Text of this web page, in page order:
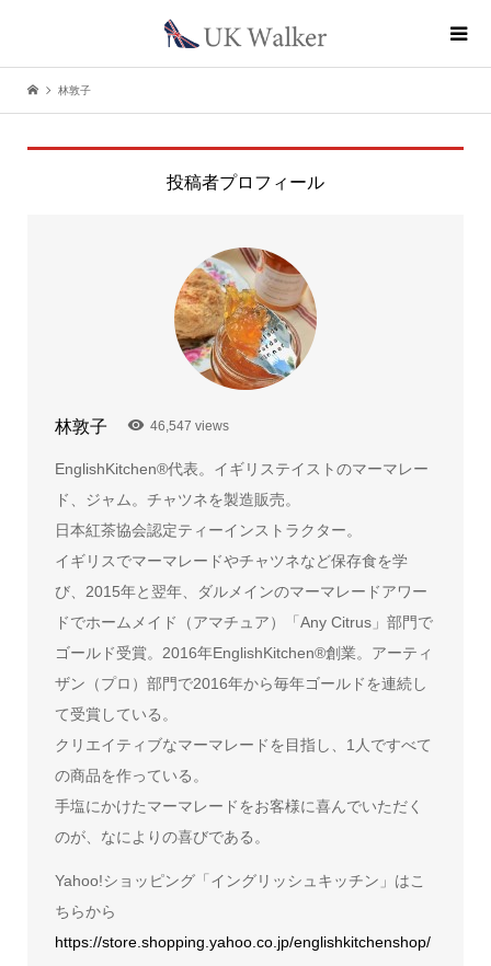
林敦子
投稿者プロフィール
林敦子 46,547 views
EnglishKitchen®代表。イギリステイストのマーマレー
ド、ジャム。チャツネを製造販売。
日本紅茶協会認定ティーインストラクター。
イギリスでマーマレードやチャツネなど保存食を学
び、2015年と翌年、ダルメインのマーマレードアワー
ドでホームメイド（アマチュア）「Any Citrus」部門で
ゴールド受賞。2016年EnglishKitchen®創業。アーティ
ザン（プロ）部門で2016年から毎年ゴールドを連続し
て受賞している。
クリエイティブなマーマレードを目指し、1人ですべて
の商品を作っている。
手塩にかけたマーマレードをお客様に喜んでいただく
のが、なによりの喜びである。
Yahoo!ショッピング「イングリッシュキッチン」はこ
ちらから
https://store.shopping.yahoo.co.jp/englishkitchenshop/